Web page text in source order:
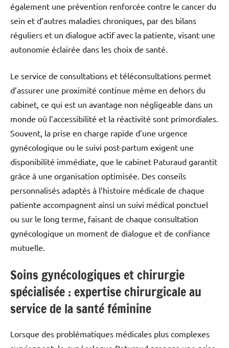
également une prévention renforcée contre le cancer du
sein et d’autres maladies chroniques, par des bilans
réguliers et un dialogue actif avec la patiente, visant une
autonomie éclairée dans les choix de santé.
Le service de consultations et téléconsultations permet
d’assurer une proximité continue même en dehors du
cabinet, ce qui est un avantage non négligeable dans un
monde où l’accessibilité et la réactivité sont primordiales.
Souvent, la prise en charge rapide d’une urgence
gynécologique ou le suivi post-partum exigent une
disponibilité immédiate, que le cabinet Paturaud garantit
grâce à une organisation optimisée. Des conseils
personnalisés adaptés à l’histoire médicale de chaque
patiente accompagnent ainsi un suivi médical ponctuel
ou sur le long terme, faisant de chaque consultation
gynécologique un moment de dialogue et de confiance
mutuelle.
Soins gynécologiques et chirurgie
spécialisée : expertise chirurgicale au
service de la santé féminine
Lorsque des problématiques médicales plus complexes